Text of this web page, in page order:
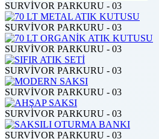
SURVİVOR PARKURU - 03
SURVİVOR PARKURU - 03
SURVİVOR PARKURU - 03
SURVİVOR PARKURU - 03
SURVİVOR PARKURU - 03
SURVİVOR PARKURU - 03
SURVİVOR PARKURU - 03